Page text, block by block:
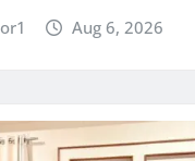
Aug 6, 2026